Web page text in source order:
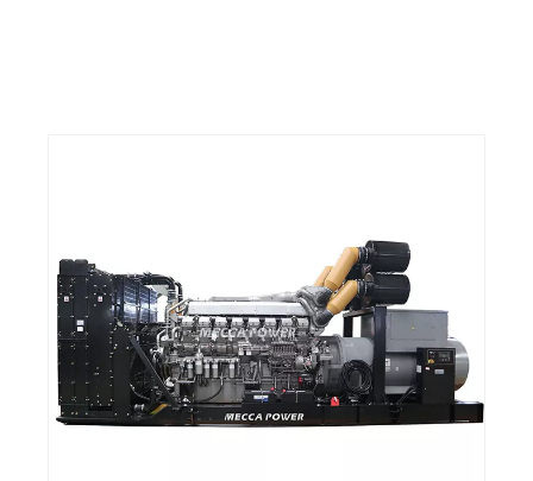
Partager sur: